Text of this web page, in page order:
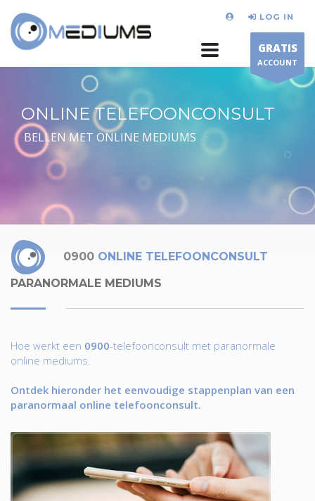
LOG IN
GRATIS
ACCOUNT
ONLINE TELEFOONCONSULT
BELLEN MET ONLINE MEDIUMS
0900 ONLINE TELEFOONCONSULT
PARANORMALE MEDIUMS
Hoe werkt een 0900-telefoonconsult met paranormale
online mediums.
Ontdek hieronder het eenvoudige stappenplan van een
paranormaal online telefoonconsult.